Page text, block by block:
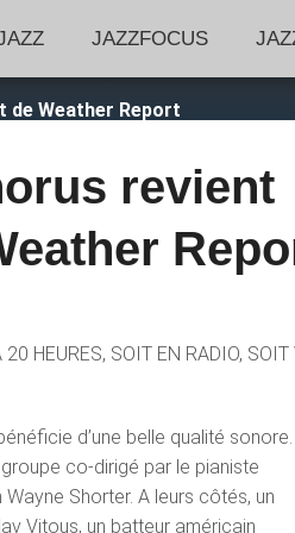
JAZZFOCUS
de Weather Report
revient
HEURES, SOIT EN RADIO,
d’une belle qualité sonore.
co-dirigé par le pianiste
Shorter. A leurs côtés, un
Vitous, un batteur américain